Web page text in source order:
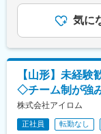
最新のIoT技
れていた薬剤
可能にしまし
ない医療現場
しています。
◆高いシェア
調剤というニ
品が多数あり
顧客からいか
す。
・営業同行（
・診療報酬改
の企業を持つ
サポートを行
顧客の要望に
していただきま
対応はオンラ
て、歯科は対
までも目安の
す。月給(月
気に
【山形】未経験
◇チーム制が強
株式会社アイロム
正社員 転勤なし